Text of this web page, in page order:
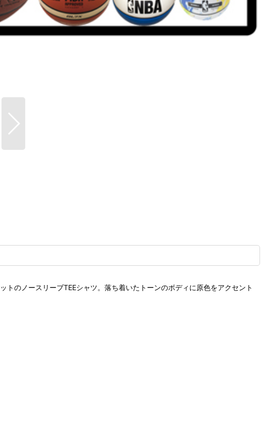
のノースリーブTEEシャツ。落ち着いたトーンのボディに原色をアクセント